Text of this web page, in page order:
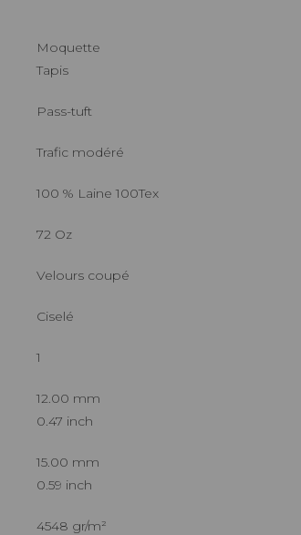
Moquette
Tapis
Pass-tuft
Trafic modéré
100 % Laine 100Tex
72 Oz
Velours coupé
Ciselé
1
12.00 mm
0.47 inch
15.00 mm
0.59 inch
4548 gr/m²